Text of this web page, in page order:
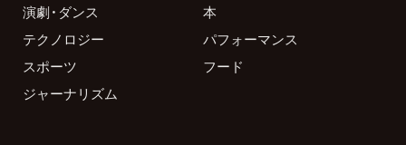
演劇・ダンス
本
テクノロジー
パフォーマンス
スポーツ
フード
ジャーナリズム